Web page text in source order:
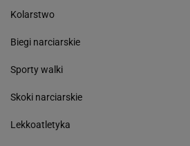
Kolarstwo
Biegi narciarskie
Sporty walki
Skoki narciarskie
Lekkoatletyka